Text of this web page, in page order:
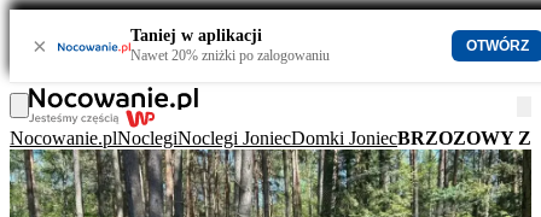
× Taniej w aplikacji
Nawet 20% zniżki po zalogowaniu
OTWÓRZ
Nocowanie.plNoclegiNoclegi JoniecDomki JoniecBRZOZOWY